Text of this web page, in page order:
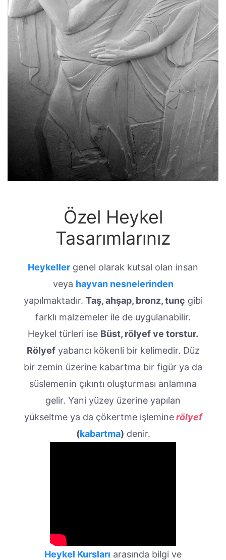
Özel Heykel
Tasarımlarınız
Heykeller genel olarak kutsal olan insan
veya hayvan nesnelerinden
yapılmaktadır. Taş, ahşap, bronz, tunç gibi
farklı malzemeler ile de uygulanabilir.
Heykel türleri ise Büst, rölyef ve torstur.
Rölyefyabancı kökenli bir kelimedir. Düz
bir zemin üzerine kabartma bir figür ya da
süslemenin çıkıntı oluşturması anlamına
gelir. Yani yüzey üzerine yapılan
yükseltme ya da çökertme işleminerölyef
(kabartma) denir.
Heykel Kursları arasında bilgi ve